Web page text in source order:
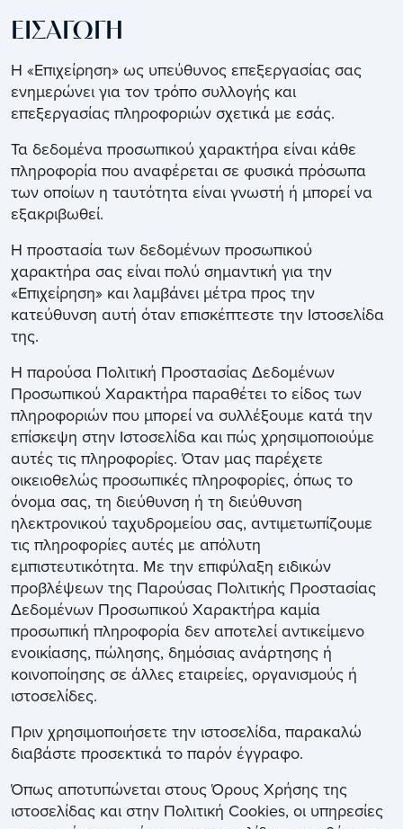
ΕΙΣΑΓΩΓΗ
Η «Επιχείρηση» ως υπεύθυνος επεξεργασίας σας
ενημερώνει για τον τρόπο συλλογής και
επεξεργασίας πληροφοριών σχετικά με εσάς.
Τα δεδομένα προσωπικού χαρακτήρα είναι κάθε
πληροφορία που αναφέρεται σε φυσικά πρόσωπα
των οποίων η ταυτότητα είναι γνωστή ή μπορεί να
εξακριβωθεί.
Η προστασία των δεδομένων προσωπικού
χαρακτήρα σας είναι πολύ σημαντική για την
«Επιχείρηση» και λαμβάνει μέτρα προς την
κατεύθυνση αυτή όταν επισκέπτεστε την Ιστοσελίδα
της.
Η παρούσα Πολιτική Προστασίας Δεδομένων
Προσωπικού Χαρακτήρα παραθέτει το είδος των
πληροφοριών που μπορεί να συλλέξουμε κατά την
επίσκεψη στην Ιστοσελίδα και πώς χρησιμοποιούμε
αυτές τις πληροφορίες. Όταν μας παρέχετε
οικειοθελώς προσωπικές πληροφορίες, όπως το
όνομα σας, τη διεύθυνση ή τη διεύθυνση
ηλεκτρονικού ταχυδρομείου σας, αντιμετωπίζουμε
τις πληροφορίες αυτές με απόλυτη
εμπιστευτικότητα. Με την επιφύλαξη ειδικών
προβλέψεων της Παρούσας Πολιτικής Προστασίας
Δεδομένων Προσωπικού Χαρακτήρα καμία
προσωπική πληροφορία δεν αποτελεί αντικείμενο
ενοικίασης, πώλησης, δημόσιας ανάρτησης ή
κοινοποίησης σε άλλες εταιρείες, οργανισμούς ή
ιστοσελίδες.
Πριν χρησιμοποιήσετε την ιστοσελίδα, παρακαλώ
διαβάστε προσεκτικά το παρόν έγγραφο.
Όπως αποτυπώνεται στους Όρους Χρήσης της
ιστοσελίδας και στην Πολιτική Cookies, οι υπηρεσίες